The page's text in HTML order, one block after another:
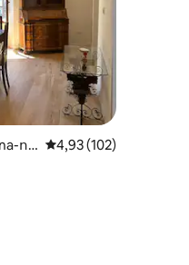
կարծիք
ու
Միջին վարկանիշը՝
4,93 (102)